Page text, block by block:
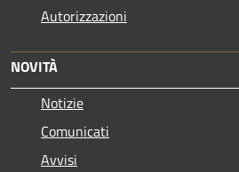
Autorizzazioni
NOVITÀ
Notizie
Comunicati
Avvisi